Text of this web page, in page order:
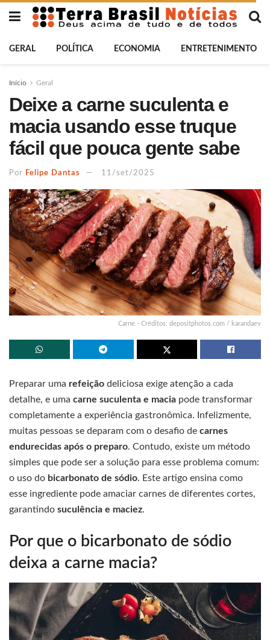
GERAL POLÍTICA ECONOMIA ENTRETENIMENTO
Início Geral
Deixe a carne suculenta e
macia usando esse truque
fácil que pouca gente sabe
Por Felipe Dantas 11/set/2025
Carne - Créditos: depositphotos.com / karandaev
Preparar uma refeição deliciosa exige atenção a cada
detalhe, e uma carne suculenta e macia pode transformar
completamente a experiência gastronômica. Infelizmente,
muitas pessoas se deparam com o desafio de carnes
endurecidas após o preparo. Contudo, existe um método
simples que pode ser a solução para esse problema comum:
o uso do bicarbonato de sódio. Este artigo ensina como
esse ingrediente pode amaciar carnes de diferentes cortes,
garantindo suculência e maciez.
Por que o bicarbonato de sódio
deixa a carne macia?